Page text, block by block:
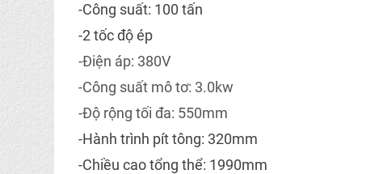
-Công suất: 100 tấn
-2 tốc độ ép
-Điện áp: 380V
-Công suất mô tơ: 3.0kw
-Độ rộng tối đa: 550mm
-Hành trình pít tông: 320mm
-Chiều cao tổng thể: 1990mm